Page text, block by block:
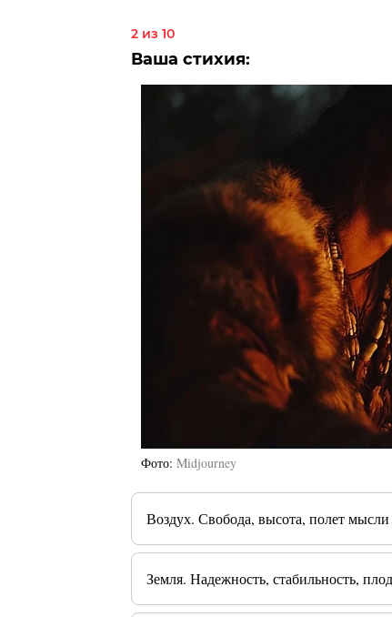
2 из 10
Ваша стихия:
Фото Midjourney
Воздух. Свобода, высота, полет мысли
Земля. Надежность, стабильность,